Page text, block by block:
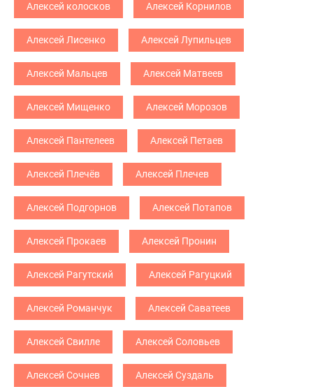
Алексей колосков Алексей Корнилов
Алексей Лисенко Алексей Лупильцев
Алексей Мальцев Алексей Матвеев
Алексей Мищенко Алексей Морозов
Алексей Пантелеев Алексей Петаев
Алексей Плечёв Алексей Плечев
Алексей Подгорнов Алексей Потапов
Алексей Прокаев Алексей Пронин
Алексей Рагутский Алексей Рагуцкий
Алексей Романчук Алексей Саватеев
Алексей Свилле Алексей Соловьев
Алексей Сочнев Алексей Суздаль